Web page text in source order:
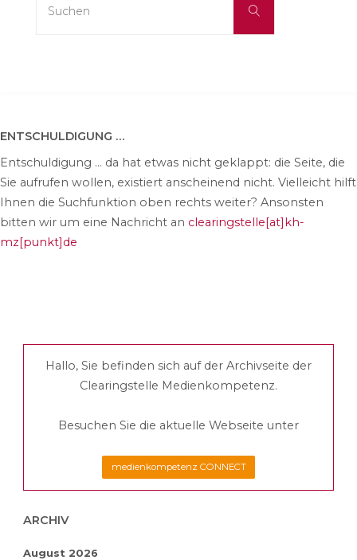
Suchen
ENTSCHULDIGUNG …
Entschuldigung … da hat etwas nicht geklappt: die Seite, die
Sie aufrufen wollen, existiert anscheinend nicht. Vielleicht hilft
Ihnen die Suchfunktion oben rechts weiter? Ansonsten
bitten wir um eine Nachricht an clearingstelle[at]kh-
mz[punkt]de
Hallo, Sie befinden sich auf der Archivseite der
Clearingstelle Medienkompetenz.
Besuchen Sie die aktuelle Webseite unter
medienkompetenz CONNECT
ARCHIV
August 2026